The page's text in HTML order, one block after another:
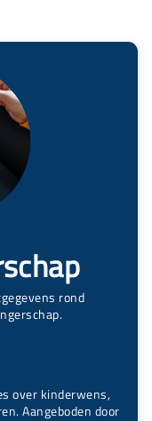
rond
over kinderwens,
Aangeboden door